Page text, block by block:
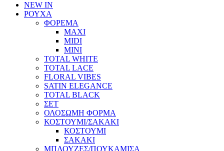
NEW IN
ΡΟΥΧΑ
ΦΟΡΕΜΑ
MAXI
MIDI
MINI
TOTAL WHITE
TOTAL LACE
FLORAL VIBES
SATIN ELEGANCE
TOTAL BLACK
ΣΕΤ
ΟΛΟΣΩΜΗ ΦΟΡΜΑ
ΚΟΣΤΟΥΜΙ/ΣΑΚΑΚΙ
ΚΟΣΤΟΥΜΙ
ΣΑΚΑΚΙ
ΜΠΛΟΥΖΕΣ/ΠΟΥΚΑΜΙΣΑ